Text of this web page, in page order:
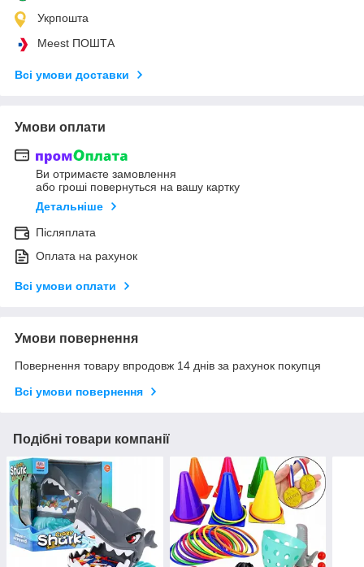
Укрпошта
Meest ПОШТА
Всі умови доставки
Умови оплати
Ви отримаєте замовлення
або гроші повернуться на вашу картку
Детальніше
Післяплата
Оплата на рахунок
Всі умови оплати
Умови повернення
Повернення товару впродовж 14 днів за рахунок покупця
Всі умови повернення
Подібні товари компанії